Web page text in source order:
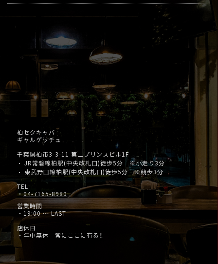
柏セクキャバ
ギャルゲッチュ
千葉県柏市3-3-11 第二プリンスビル1F
・ JR常磐線柏駅(中央改札口)徒歩5分 ※小走り3分
・
東武野田線柏駅(中央改札口)徒歩5分 ※競歩3分
TEL
・04-7165-8980
営業時間
・19:00 ～ LAST
店休日
・年中無休 常にここに有る‼